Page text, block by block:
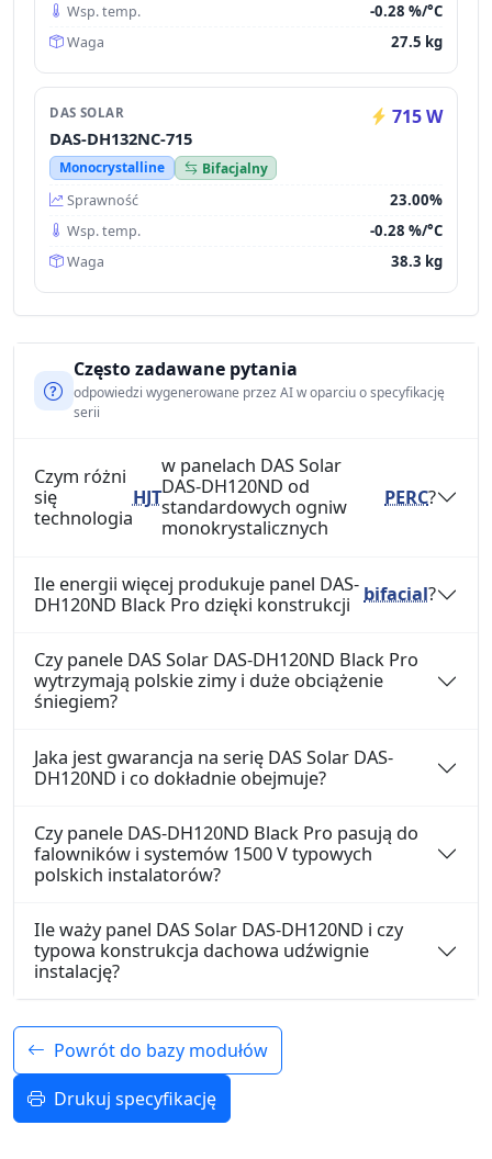
Wsp. temp. -0.28 %/°C
Waga 27.5 kg
DAS SOLAR 715 W
DAS-DH132NC-715
Monocrystalline
Bifacjalny
Sprawność
23.00%
Wsp. temp. -0.28 %/°C
Waga 38.3 kg
Często zadawane pytania
odpowiedzi wygenerowane przez AI w oparciu o specyfikację
serii
Czym różni
się
technologia
HJT
w panelach DAS Solar
DAS-DH120ND od
standardowych ogniw
monokrystalicznych
PERC?
Ile energii więcej produkuje panel DAS-
DH120ND Black Pro dzięki konstrukcji
bifacial?
Czy panele DAS Solar DAS-DH120ND Black Pro
wytrzymają polskie zimy i duże obciążenie
śniegiem?
Jaka jest gwarancja na serię DAS Solar DAS-
DH120ND i co dokładnie obejmuje?
Czy panele DAS-DH120ND Black Pro pasują do
falowników i systemów 1500 V typowych
polskich instalatorów?
Ile waży panel DAS Solar DAS-DH120ND i czy
typowa konstrukcja dachowa udźwignie
instalację?
Powrót do bazy modułów
Drukuj specyfikację